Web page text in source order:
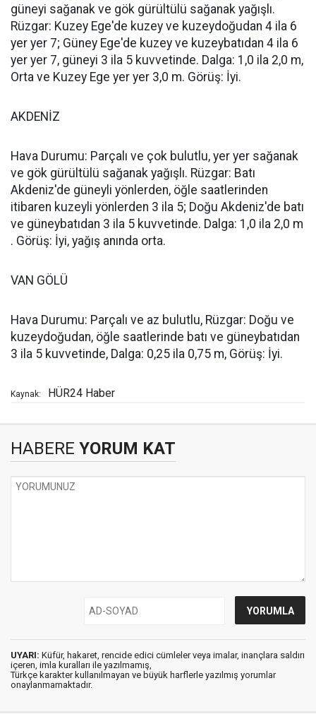
güneyi sağanak ve gök gürültülü sağanak yağışlı.
Rüzgar: Kuzey Ege'de kuzey ve kuzeydoğudan 4 ila 6
yer yer 7; Güney Ege'de kuzey ve kuzeybatıdan 4 ila 6
yer yer 7, güneyi 3 ila 5 kuvvetinde. Dalga: 1,0 ila 2,0 m,
Orta ve Kuzey Ege yer yer 3,0 m. Görüş: İyi.
AKDENİZ
Hava Durumu: Parçalı ve çok bulutlu, yer yer sağanak
ve gök gürültülü sağanak yağışlı. Rüzgar: Batı
Akdeniz'de güneyli yönlerden, öğle saatlerinden
itibaren kuzeyli yönlerden 3 ila 5; Doğu Akdeniz'de batı
ve güneybatıdan 3 ila 5 kuvvetinde. Dalga: 1,0 ila 2,0 m
. Görüş: İyi, yağış anında orta.
VAN GÖLÜ
Hava Durumu: Parçalı ve az bulutlu, Rüzgar: Doğu ve
kuzeydoğudan, öğle saatlerinde batı ve güneybatıdan
3 ila 5 kuvvetinde, Dalga: 0,25 ila 0,75 m, Görüş: İyi.
Kaynak: HÜR24 Haber
HABERE YORUM KAT
UYARI: Küfür, hakaret, rencide edici cümleler veya imalar, inançlara saldırı
içeren, imla kuralları ile yazılmamış,
Türkçe karakter kullanılmayan ve büyük harflerle yazılmış yorumlar
onaylanmamaktadır.